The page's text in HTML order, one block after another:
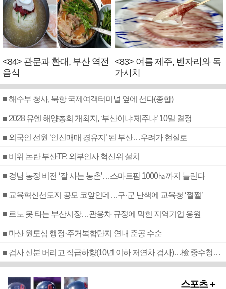
<84> 관문과 환대, 부산 역전
음식
<83> 여름 제주, 벤자리와 독
가시치
■ 해수부 청사, 북항 국제여객터미널 옆에 선다(종합)
■ 2028 유엔 해양총회 개최지, ‘부산이냐 제주냐’ 10일 결정
■ 외국인 선원 ‘인신매매 경유지’ 된 부산…우려가 현실로
■ 비위 논란 부산TP, 외부인사 혁신위 설치
■ 경남 농정 비전 ‘잘 사는 농촌’…스마트팜 1000㏊까지 늘린다
■ 교육혁신선도지 공모 코앞인데…구·군 난색에 교육청 ‘쩔쩔’
■ 르노 못 타는 부산시장…관용차 규정에 막힌 지역기업 응원
■ 마산 원도심 행정·주거복합단지 연내 준공 수순
■ 검사 신분 버리고 직급하향(10년 이하 저연차 검사)…檢 중수청행 기피
스포츠 +